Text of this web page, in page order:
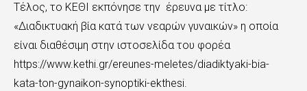
Τέλος, το ΚΕΘΙ εκπόνησε την έρευνα με τίτλο:
«Διαδικτυακή βία κατά των νεαρών γυναικών» η οποία
είναι διαθέσιμη στην ιστοσελίδα του φορέα
https://www.kethi.gr/ereunes-meletes/diadiktyaki-bia-
kata-ton-gynaikon-synoptiki-ekthesi.